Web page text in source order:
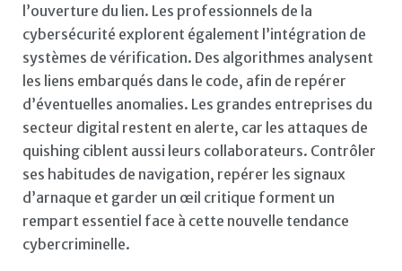
l’ouverture du lien. Les professionnels de la
cybersécurité explorent également l’intégration de
systèmes de vérification. Des algorithmes analysent
les liens embarqués dans le code, afin de repérer
d’éventuelles anomalies. Les grandes entreprises du
secteur digital restent en alerte, car les attaques de
quishing ciblent aussi leurs collaborateurs. Contrôler
ses habitudes de navigation, repérer les signaux
d’arnaque et garder un œil critique forment un
rempart essentiel face à cette nouvelle tendance
cybercriminelle.